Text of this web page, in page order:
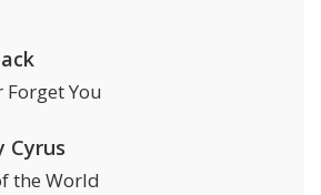
Forget You
Cyrus
the World